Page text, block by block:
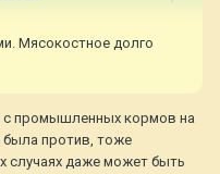
Мясокостное долго
с промышленных кормов на
была против, тоже
случаях даже может быть